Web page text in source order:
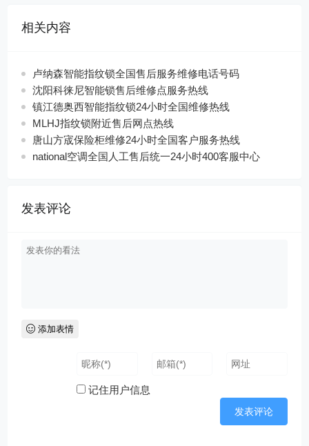
相关内容
卢纳森智能指纹锁全国售后服务维修电话号码
沈阳科徕尼智能锁售后维修点服务热线
镇江德奥西智能指纹锁24小时全国维修热线
MLHJ指纹锁附近售后网点热线
唐山方宬保险柜维修24小时全国客户服务热线
national空调全国人工售后统一24小时400客服中心
发表评论
添加表情
记住用户信息